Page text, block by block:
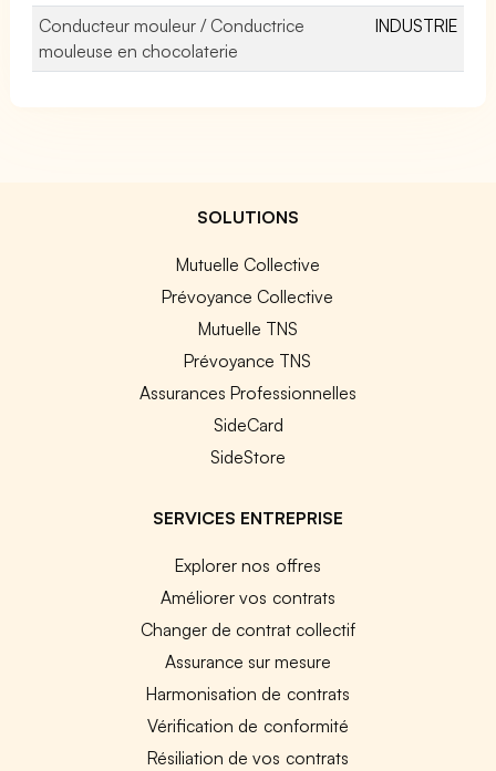
Conducteur mouleur / Conductrice
mouleuse en chocolaterie
INDUSTRIE
SOLUTIONS
Mutuelle Collective
Prévoyance Collective
Mutuelle TNS
Prévoyance TNS
Assurances Professionnelles
SideCard
SideStore
SERVICES ENTREPRISE
Explorer nos offres
Améliorer vos contrats
Changer de contrat collectif
Assurance sur mesure
Harmonisation de contrats
Vérification de conformité
Résiliation de vos contrats